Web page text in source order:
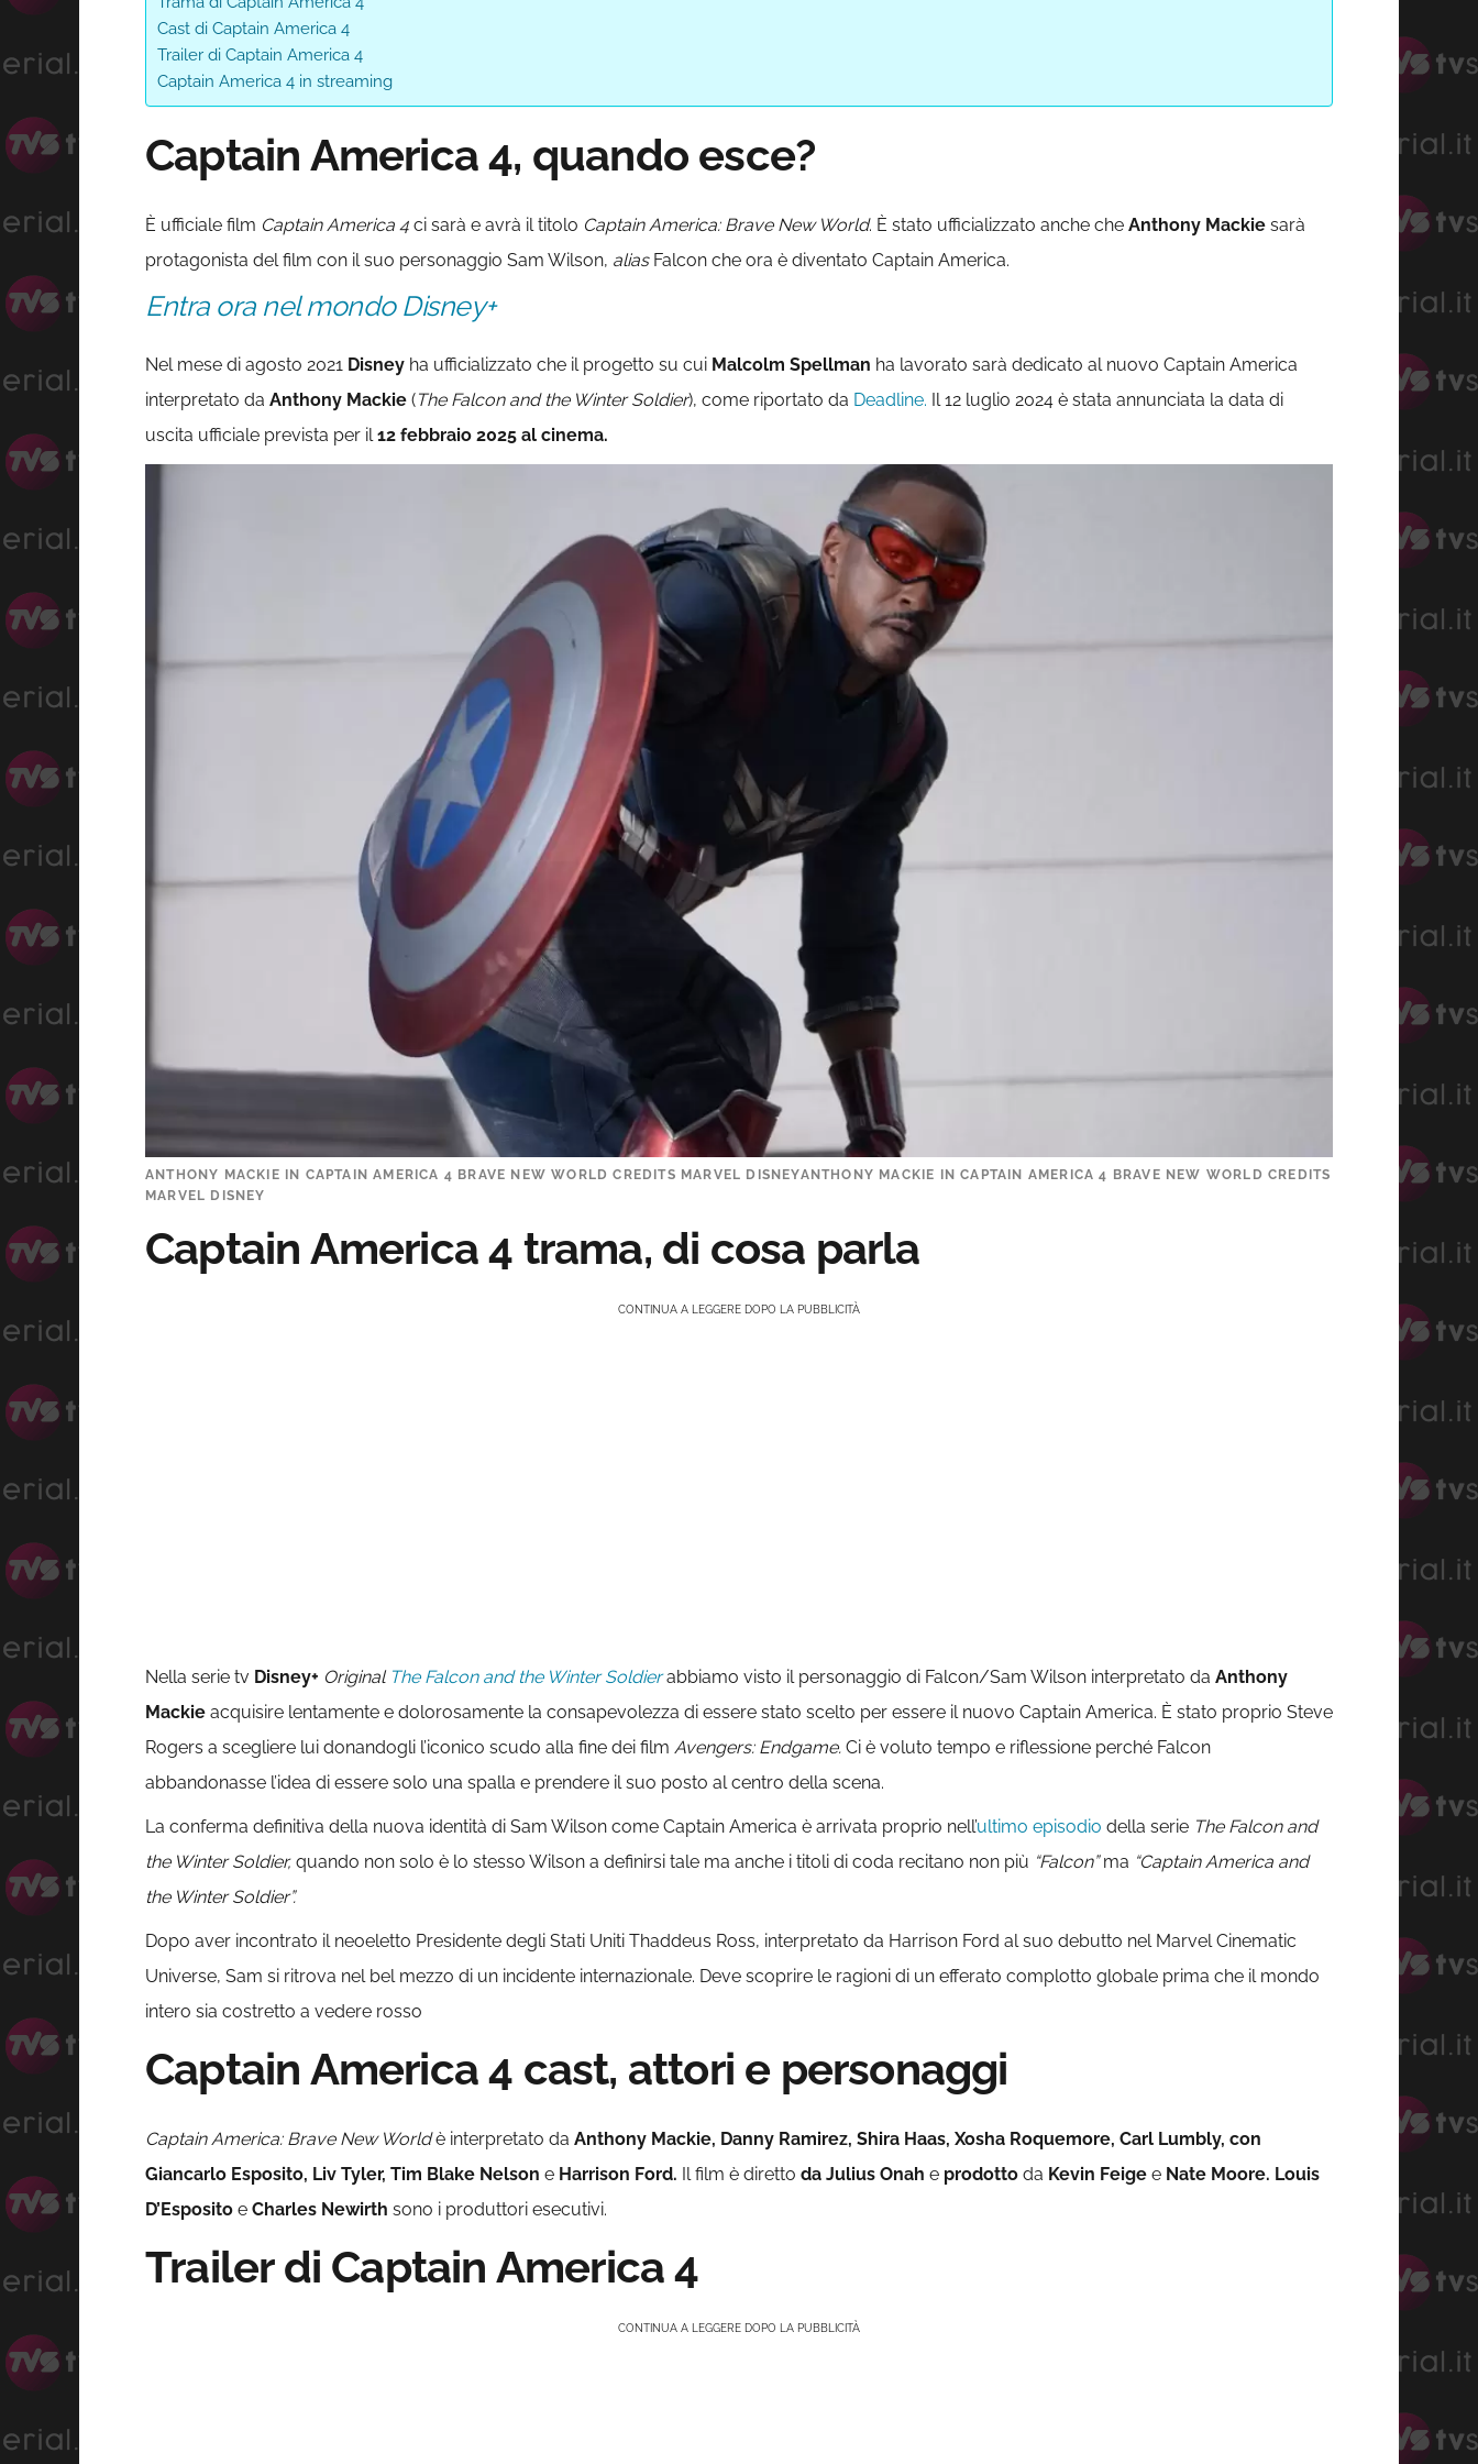
Cast di Captain America 4
Trailer di Captain America 4
Captain America 4 in streaming
Captain America 4, quando esce?
È ufficiale film Captain America 4 ci sarà e avrà il titolo Captain America: Brave New World. È stato ufficializzato anche che Anthony Mackie sarà
protagonista del film con il suo personaggio Sam Wilson, aliasFalcon che ora è diventato Captain America.
Entra ora nel mondo Disney+
Nel mese di agosto 2021 Disney ha ufficializzato che il progetto su cui Malcolm Spellman ha lavorato sarà dedicato al nuovo Captain America
interpretato da Anthony Mackie (The Falcon and the Winter Soldier), come riportato da Deadline. Il 12 luglio 2024 è stata annunciata la data di
uscita ufficiale prevista per il12 febbraio 2025 al cinema.
ANTHONY MACKIE IN CAPTAIN AMERICA 4 BRAVE NEW WORLD CREDITS MARVEL DISNEYANTHONY MACKIE IN CAPTAIN AMERICA 4 BRAVE NEW WORLD CREDITS
MARVEL DISNEY
Captain America 4 trama, di cosa parla
CONTINUA A LEGGERE DOPO LA PUBBLICITÀ
Nella serie tv Disney+ Original TheFalcon and the Winter Soldierabbiamo visto il personaggio di Falcon/Sam Wilson interpretato da Anthony
Mackie acquisire lentamente e dolorosamente la consapevolezza di essere stato scelto per essere il nuovo Captain America. È stato proprio Steve
Rogers a scegliere lui donandogli l’iconico scudo alla fine dei film Avengers: Endgame. Ci è voluto tempo e riflessione perché Falcon
abbandonasse l’idea di essere solo una spalla e prendere il suo posto al centro della scena.
La conferma definitiva della nuova identità di Sam Wilson come Captain America è arrivata proprio nell’ultimo episodio della serie The Falcon and
the Winter Soldier, quando non solo è lo stesso Wilson a definirsi tale ma anche i titoli di coda recitano non più “Falcon”ma “Captain America and
the Winter Soldier”.
Dopo aver incontrato il neoeletto Presidente degli Stati Uniti Thaddeus Ross, interpretato da Harrison Ford al suo debutto nel Marvel Cinematic
Universe, Sam si ritrova nel bel mezzo di un incidente internazionale. Deve scoprire le ragioni di un efferato complotto globale prima che il mondo
intero sia costretto a vedere rosso
Captain America 4 cast, attori e personaggi
Captain America: Brave New Worldè interpretato da Anthony Mackie, Danny Ramirez, Shira Haas, Xosha Roquemore, Carl Lumbly, con
Giancarlo Esposito, Liv Tyler, Tim Blake Nelson e Harrison Ford. Il film è diretto da Julius Onah e prodotto da Kevin Feige e Nate Moore. Louis
D’Esposito e Charles Newirth sono i produttori esecutivi.
Trailer di Captain America 4
CONTINUA A LEGGERE DOPO LA PUBBLICITÀ